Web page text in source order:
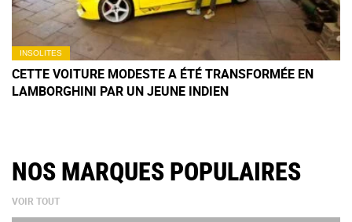
INSOLITES
CETTE VOITURE MODESTE A ÉTÉ TRANSFORMÉE EN
LAMBORGHINI PAR UN JEUNE INDIEN
NOS MARQUES POPULAIRES
VOIR TOUT